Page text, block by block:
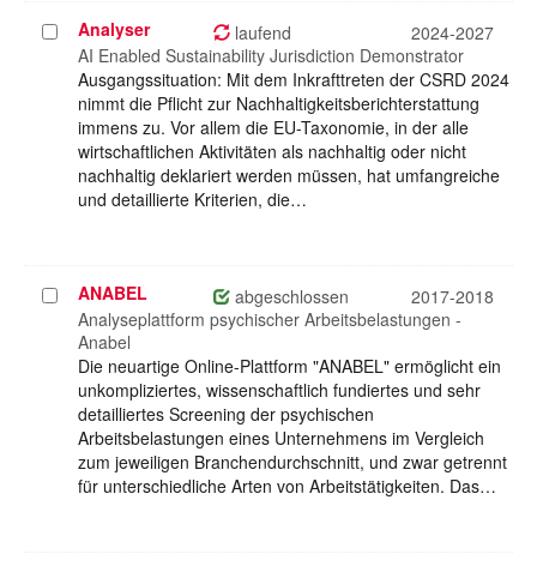
Projekt
auswählen
Analyser laufend
2024-2027
AI Enabled Sustainability Jurisdiction Demonstrator
Ausgangssituation: Mit dem Inkrafttreten der CSRD 2024
nimmt die Pflicht zur Nachhaltigkeitsberichterstattung
immens zu. Vor allem die EU-Taxonomie, in der alle
wirtschaftlichen Aktivitäten als nachhaltig oder nicht
nachhaltig deklariert werden müssen, hat umfangreiche
und detaillierte Kriterien, die…
Projekt
auswählen
ANABEL abgeschlossen
2017-2018
Analyseplattform psychischer Arbeitsbelastungen -
Anabel
Die neuartige Online-Plattform "ANABEL" ermöglicht ein
unkompliziertes, wissenschaftlich fundiertes und sehr
detailliertes Screening der psychischen
Arbeitsbelastungen eines Unternehmens im Vergleich
zum jeweiligen Branchendurchschnitt, und zwar getrennt
für unterschiedliche Arten von Arbeitstätigkeiten. Das…